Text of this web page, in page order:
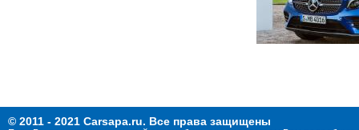
© 2011 - 2021 Carsapa.ru. Все права защищены